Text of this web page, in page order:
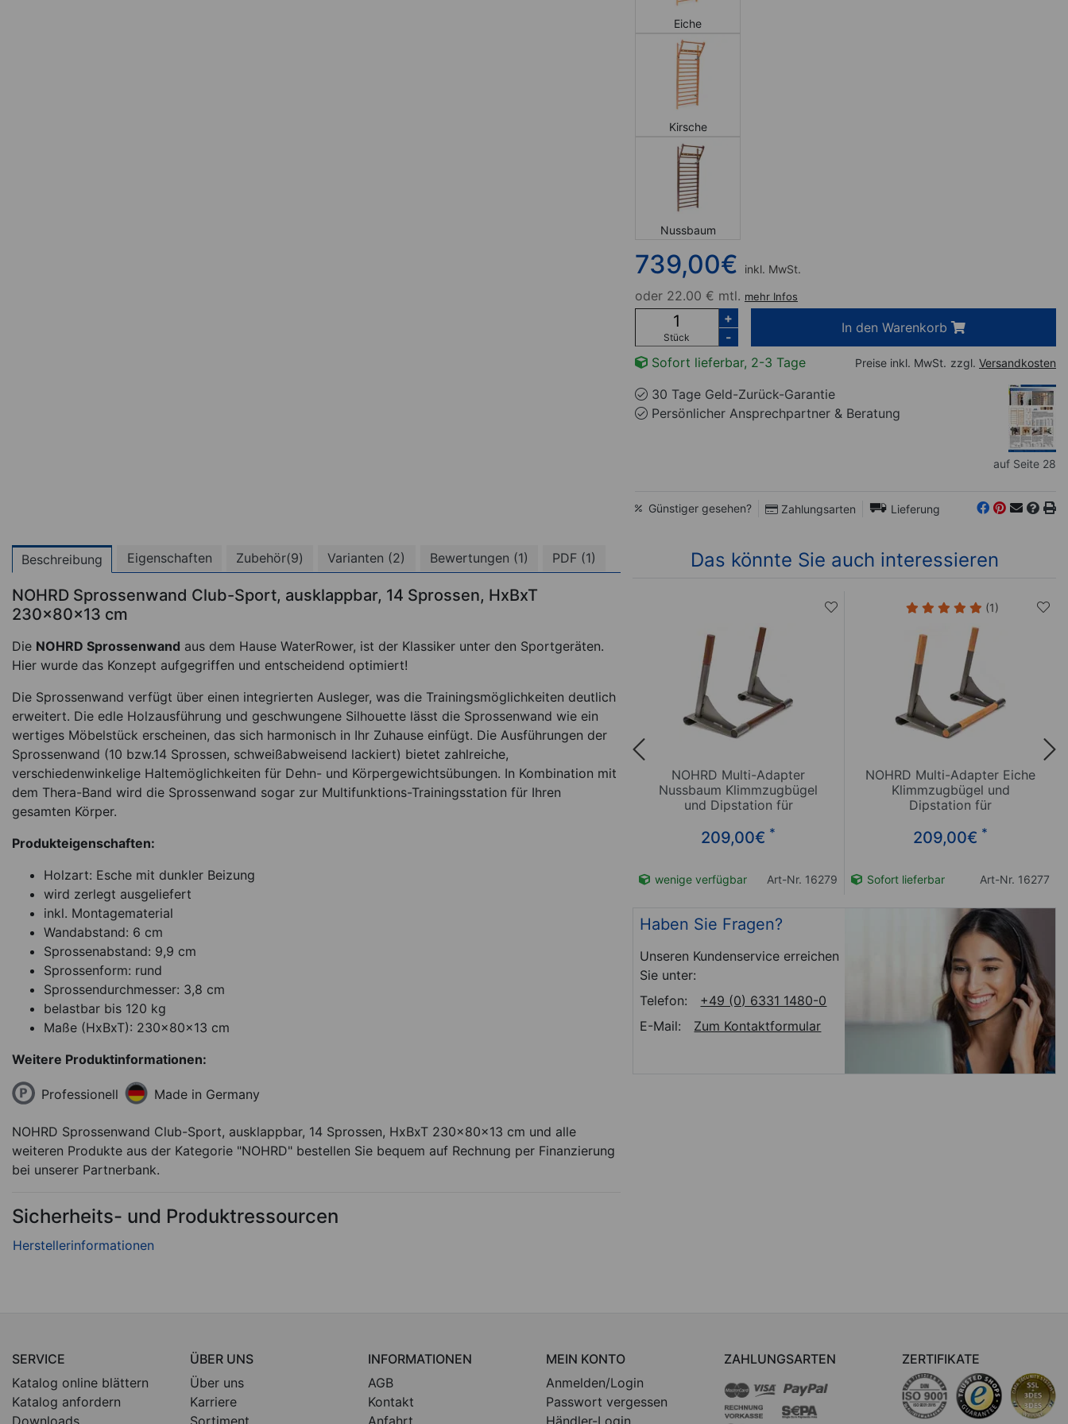
Eiche
Kirsche
Nussbaum
739,00€ inkl. MwSt.
oder 22.00 € mtl. mehr Infos
Stück
+
-
In den Warenkorb
Sofort lieferbar, 2-3 Tage Preise inkl. MwSt. zzgl. Versandkosten
30 Tage Geld-Zurück-Garantie
Persönlicher Ansprechpartner & Beratung
auf Seite 28
Günstiger gesehen? Zahlungsarten Lieferung
Beschreibung Eigenschaften Zubehör(9) Varianten (2) Bewertungen (1) PDF (1)
NOHRD Sprossenwand Club-Sport, ausklappbar, 14 Sprossen, HxBxT
230x80x13 cm
Die NOHRD Sprossenwand aus dem Hause WaterRower, ist der Klassiker unter den Sportgeräten.
Hier wurde das Konzept aufgegriffen und entscheidend optimiert!
Die Sprossenwand verfügt über einen integrierten Ausleger, was die Trainingsmöglichkeiten deutlich
erweitert. Die edle Holzausführung und geschwungene Silhouette lässt die Sprossenwand wie ein
wertiges Möbelstück erscheinen, das sich harmonisch in Ihr Zuhause einfügt. Die Ausführungen der
Sprossenwand (10 bzw.14 Sprossen, schweißabweisend lackiert) bietet zahlreiche,
verschiedenwinkelige Haltemöglichkeiten für Dehn- und Körpergewichtsübungen. In Kombination mit
dem Thera-Band wird die Sprossenwand sogar zur Multifunktions-Trainingsstation für Ihren
gesamten Körper.
Produkteigenschaften:
Holzart: Esche mit dunkler Beizung
wird zerlegt ausgeliefert
inkl. Montagematerial
Wandabstand: 6 cm
Sprossenabstand: 9,9 cm
Sprossenform: rund
Sprossendurchmesser: 3,8 cm
belastbar bis 120 kg
Maße (HxBxT): 230x80x13 cm
Weitere Produktinformationen:
Professionell Made in Germany
NOHRD Sprossenwand Club-Sport, ausklappbar, 14 Sprossen, HxBxT 230x80x13 cm und alle
weiteren Produkte aus der Kategorie "NOHRD" bestellen Sie bequem auf Rechnung per Finanzierung
bei unserer Partnerbank.
Sicherheits- und Produktressourcen
Das könnte Sie auch interessieren
NOHRD Multi-Adapter
Kirsche Klimmzugbügel und
Dipstation für
Sofort lieferbar
NOHRD Schrägbank, LxBxH
136x33x10 cm, Echtleder
NOHRD Multi-Adapter
Nussbaum Klimmzugbügel
und Dipstation für
209,00€ *
wenige verfügbar Art-Nr. 16279
(1)
NOHRD Multi-Adapter Eiche
Klimmzugbügel und
Dipstation für
209,00€ *
Sofort lieferbar Art-Nr. 16277
Haben Sie Fragen?
Unseren Kundenservice erreichen
Sie unter:
Telefon:
+49 (0) 6331 1480-0
E-Mail:
Zum Kontaktformular
SERVICE
Katalog online blättern
Katalog anfordern
ÜBER UNS
Über uns
Karriere
INFORMATIONEN
AGB
Kontakt
MEIN KONTO
Anmelden/Login
Passwort vergessen
ZAHLUNGSARTEN ZERTIFIKATE